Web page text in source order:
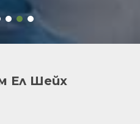
Ел Шейх